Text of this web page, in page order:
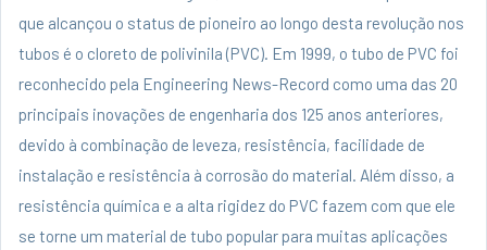
que alcançou o status de pioneiro ao longo desta revolução nos
tubos é o cloreto de polivinila (PVC). Em 1999, o tubo de PVC foi
reconhecido pela Engineering News-Record como uma das 20
principais inovações de engenharia dos 125 anos anteriores,
devido à combinação de leveza, resistência, facilidade de
instalação e resistência à corrosão do material. Além disso, a
resistência química e a alta rigidez do PVC fazem com que ele
se torne um material de tubo popular para muitas aplicações